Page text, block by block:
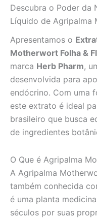
Descubra o Poder da
Líquido de Agripalma
Apresentamos o
Motherwort Folha &
marca Herb Pharm,
desenvolvida para
endócrino. Com uma
este extrato é ideal
brasileiro que busca
de ingredientes
O Que é Agripalma
A Agripalma
também conhecida
é uma planta
séculos por suas